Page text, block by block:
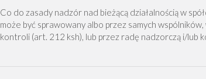
Co do zasady nadzór nad bieżącą działalnością w
może być sprawowany albo przez samych
kontroli (art. 212 ksh), lub przez radę nadzorczą i/lub